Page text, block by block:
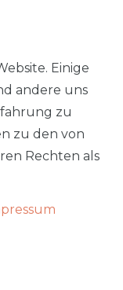
widerrufen
Einige
andere uns
zu
zu den von
Rechten als